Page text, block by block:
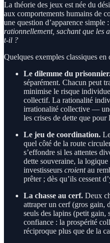
La théorie des jeux est née du
aux comportements humains de
une question d’apparence simple :
rationnellement, sachant que les
t-il ?
Quelques exemples classiques
Le dilemme du
séparément. Chacun peut
minimise le risque
collectif. La rationalité
irrationalité collective —
les crises de dette que
Le jeu de coordination.
quel côté de la route
s’effondre si les attentes
dette souveraine, la
investisseurs croientau
prêter ; dès qu’ils cessent
La chasse au cerf. Deux
attraper un cerf (gros gain,
seuls des lapins (petit gain,
confiance : la prospérité
réciproque plus que de la